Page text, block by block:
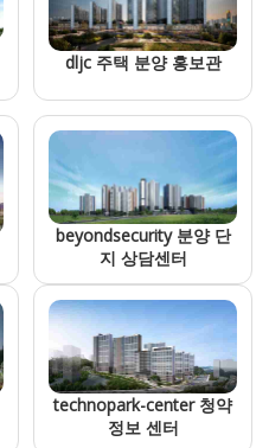
dljc 주택 분양 홍보관
beyondsecurity 분양 단
지 상담센터
technopark-center 청약
정보 센터